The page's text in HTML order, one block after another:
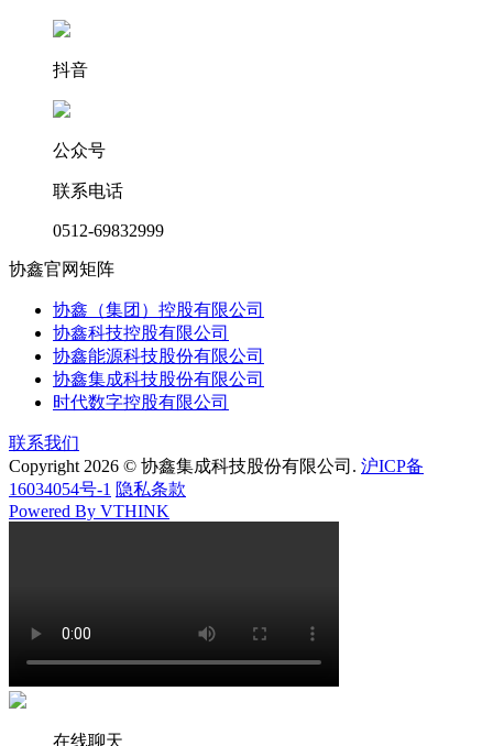
抖音
公众号
联系电话
0512-69832999
协鑫官网矩阵
协鑫（集团）控股有限公司
协鑫科技控股有限公司
协鑫能源科技股份有限公司
协鑫集成科技股份有限公司
时代数字控股有限公司
联系我们
Copyright 2026 © 协鑫集成科技股份有限公司. 沪ICP备
16034054号-1 隐私条款
Powered By VTHINK
在线聊天